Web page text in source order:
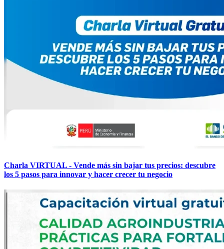
Charla VIRTUAL - Vende más sin bajar tus precios: descubre
los 5 pasos para innovar y hacer crecer tu negocio